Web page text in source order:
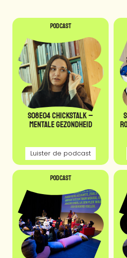
Podcast
S08E04 CHICKSTALK –
Mentale gezondheid
Luister de podcast
Podcast